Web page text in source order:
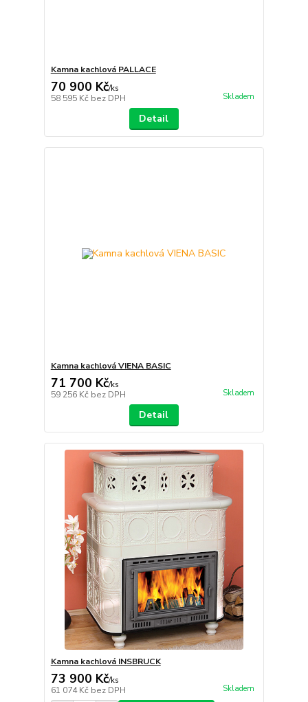
Kamna kachlová PALLACE
70 900 Kč/ks
58 595 Kč bez DPH Skladem
Detail
Kamna kachlová VIENA BASIC
71 700 Kč/ks
59 256 Kč bez DPH Skladem
Detail
Kamna kachlová INSBRUCK
73 900 Kč/ks
61 074 Kč bez DPH Skladem